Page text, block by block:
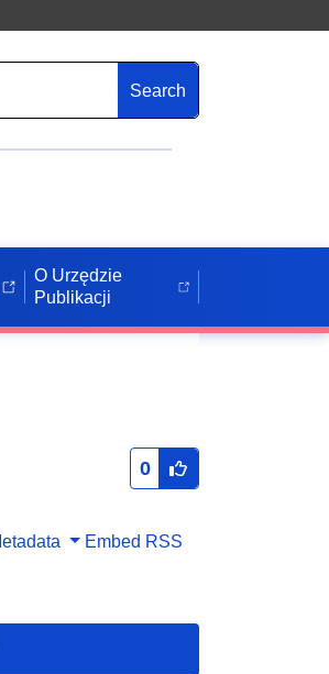
Search
O Urzędzie
Publikacji
0
Embed RSS